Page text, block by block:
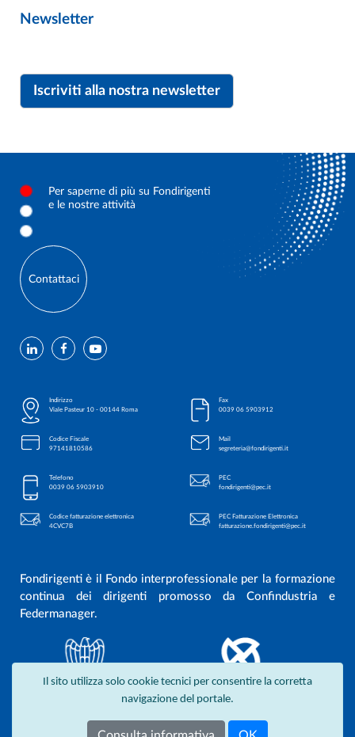
Newsletter
Iscriviti alla nostra newsletter
Il sito utilizza solo cookie tecnici per consentire la corretta
navigazione del portale.
Per saperne di più su Fondirigenti
e le nostre attività
Contattaci
Fondirigenti è il Fondo interprofessionale per la formazione
continua dei dirigenti promosso da Confindustria e
Federmanager.
Indirizzo
Viale Pasteur 10 - 00144 Roma
Codice Fiscale
97141810586
Telefono
0039 06 5903910
Codice fatturazione elettronica
4CVC7B
Fax
0039 06 5903912
Mail
segreteria@fondirigenti.it
PEC
fondirigenti@pec.it
PEC Fatturazione Elettronica
fatturazione.fondirigenti@pec.it